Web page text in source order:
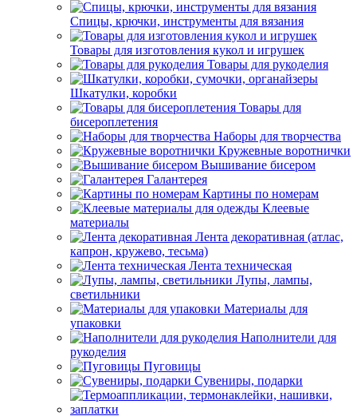
Спицы, крючки, инструменты для вязания
Товары для изготовления кукол и игрушек
Товары для рукоделия
Шкатулки, коробки
Товары для
бисероплетения
Наборы для творчества
Кружевные воротнички
Вышивание бисером
Галантерея
Картины по номерам
Клеевые
материалы
Лента декоративная (атлас,
капрон, кружево, тесьма)
Лента техническая
Лупы, лампы,
светильники
Материалы для
упаковки
Наполнители для
рукоделия
Пуговицы
Сувениры, подарки